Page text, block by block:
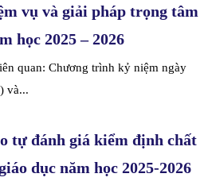
vụ và giải pháp trọng tâm
học 2025 – 2026
quan: Chương trình kỷ niệm ngày
và...
tự đánh giá kiểm định chất
dục năm học 2025-2026